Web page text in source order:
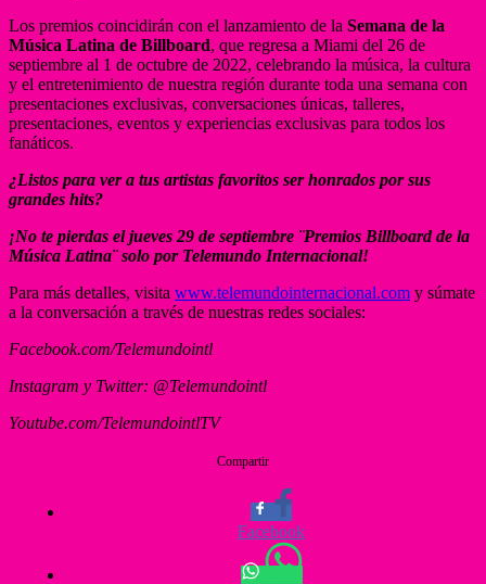
Los premios coincidirán con el lanzamiento de la Semana de la
Música Latina de Billboard, que regresa a Miami del 26 de
septiembre al 1 de octubre de 2022, celebrando la música, la cultura
y el entretenimiento de nuestra región durante toda una semana con
presentaciones exclusivas, conversaciones únicas, talleres,
presentaciones, eventos y experiencias exclusivas para todos los
fanáticos.
¿Listos para ver a tus artistas favoritos ser honrados por sus
grandes hits?
¡No te pierdas el jueves 29 de septiembre ¨Premios Billboard de la
Música Latina¨ solo por Telemundo Internacional!
Para más detalles, visita www.telemundointernacional.com y súmate
a la conversación a través de nuestras redes sociales:
Facebook.com/Telemundointl
Instagram y Twitter: @Telemundointl
Youtube.com/TelemundointlTV
Compartir
Facebook